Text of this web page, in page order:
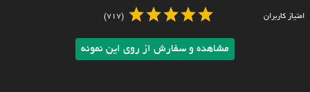
امتیاز کاربران (717)
مشاهده و سفارش از روی این نمونه